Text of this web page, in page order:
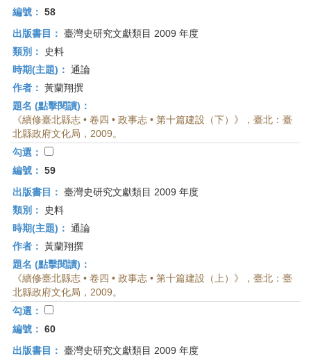
編號： 58
出版書目： 臺灣史研究文獻類目 2009 年度
類別：
史料
時期(主題)： 通論
作者： 黃蘭翔撰
題名 (點擊閱讀)：
《續修臺北縣志 • 卷四 • 政事志 • 第十篇建設（下）》，臺北：臺
北縣政府文化局，2009。
勾選：
編號： 59
出版書目： 臺灣史研究文獻類目 2009 年度
類別：
史料
時期(主題)： 通論
作者： 黃蘭翔撰
題名 (點擊閱讀)：
《續修臺北縣志 • 卷四 • 政事志 • 第十篇建設（上）》，臺北：臺
北縣政府文化局，2009。
勾選：
編號： 60
出版書目： 臺灣史研究文獻類目 2009 年度